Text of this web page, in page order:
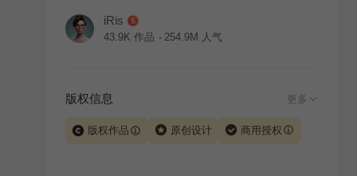
iRis
43.9K 作品 254.9M 人气
版权信息 更多
版权作品 原创设计 商用授权